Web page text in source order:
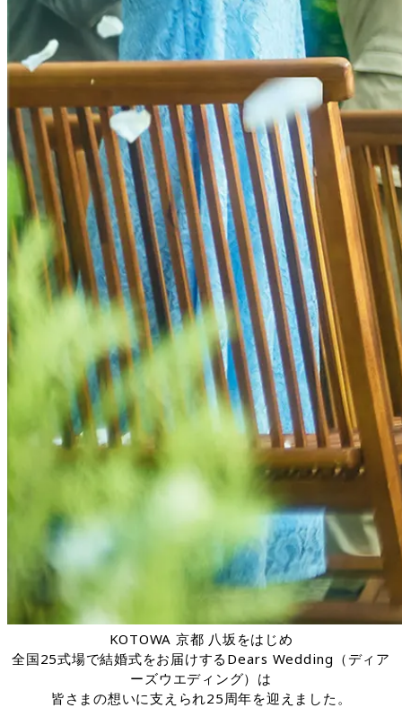
KOTOWA 京都 八坂をはじめ
全国25式場で結婚式をお届けするDears Wedding（ディア
ーズウエディング）は
皆さまの想いに支えられ25周年を迎えました。